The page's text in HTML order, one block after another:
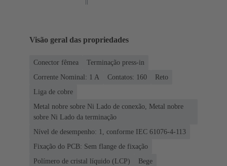
Visão geral das propriedades
Conector fêmea
Terminação press-in
Corrente Nominal: ‌1 A
Contatos: 160
Reto
Liga de cobre
Metal nobre sobre Ni Lado de conexão, Metal nobre
sobre Ni Lado da terminação
Nível de desempenho: 1, conforme IEC 61076-4-113
Fixação do PCB: Sem flange de fixação
Polímero de cristal líquido (LCP)
Bege